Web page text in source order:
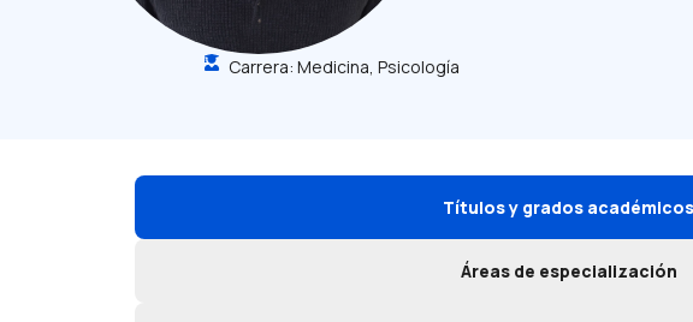
Carrera: Medicina, Psicología
Títulos y grados académicos
Áreas de especialización